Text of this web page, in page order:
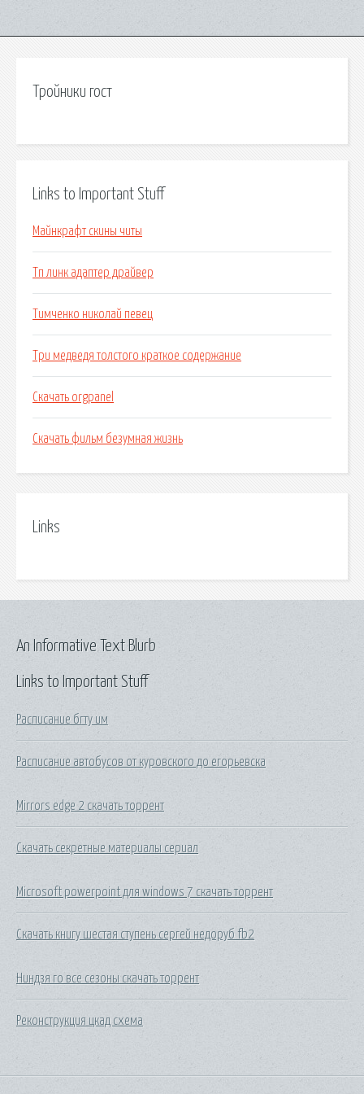
Тройники гост
Links to Important Stuff
Майнкрафт скины читы
Тп линк адаптер драйвер
Тимченко николай певец
Три медведя толстого краткое содержание
Скачать orgpanel
Скачать фильм безумная жизнь
Links
Links to Important Stuff
Расписание бгту им
Расписание автобусов от куровского до егорьевска
Mirrors edge 2 скачать торрент
Скачать секретные материалы сериал
Microsoft powerpoint для windows 7 скачать торрент
Скачать книгу шестая ступень сергей недоруб fb2
Ниндзя го все сезоны скачать торрент
Реконструкция цкад схема
An Informative Text Blurb